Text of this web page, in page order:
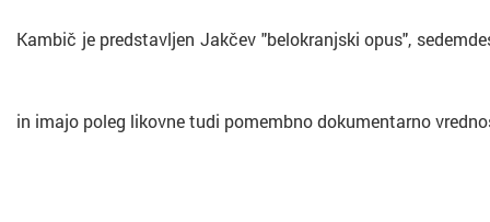
Kambič je predstavljen Jakčev "belokranjski opus",
in imajo poleg likovne tudi pomembno dokumentarno